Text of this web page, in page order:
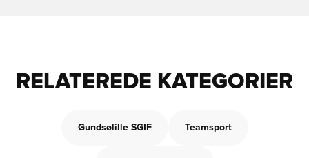
RELATEREDE KATEGORIER
Gundsølille SGIF Teamsport